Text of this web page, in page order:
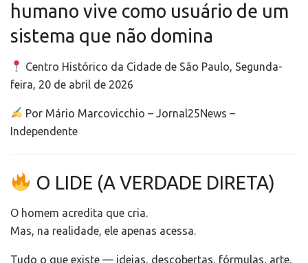
humano vive como usuário de um
sistema que não domina
Centro Histórico da Cidade de São Paulo, Segunda-
feira, 20 de abril de 2026
Por Mário Marcovicchio – Jornal25News –
Independente
O LIDE (A VERDADE DIRETA)
O homem acredita que cria.
Mas, na realidade, ele apenas acessa.
Tudo o que existe — ideias, descobertas, fórmulas, arte,